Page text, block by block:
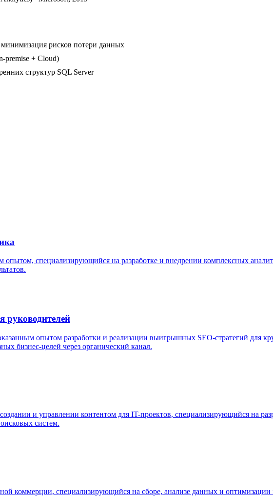
минимизация рисков потери данных
premise + Cloud)
структур SQL Server
специализирующийся на разработке и внедрении комплексных
руководителей
опытом разработки и реализации выигрышных SEO-стратегий для
бизнес-целей через органический канал.
и управлении контентом для IT-проектов, специализирующийся на
систем.
коммерции, специализирующийся на сборе, анализе данных и оптимизации